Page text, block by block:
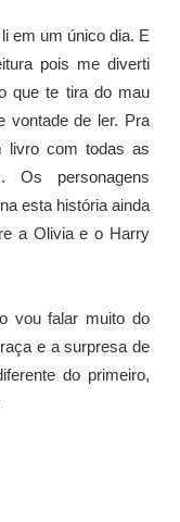
em um único dia. E
pois me diverti
que te tira do mau
vontade de ler. Pra
livro com todas as
Os personagens
esta história ainda
a Olivia e o Harry
vou falar muito do
e a surpresa de
do primeiro,